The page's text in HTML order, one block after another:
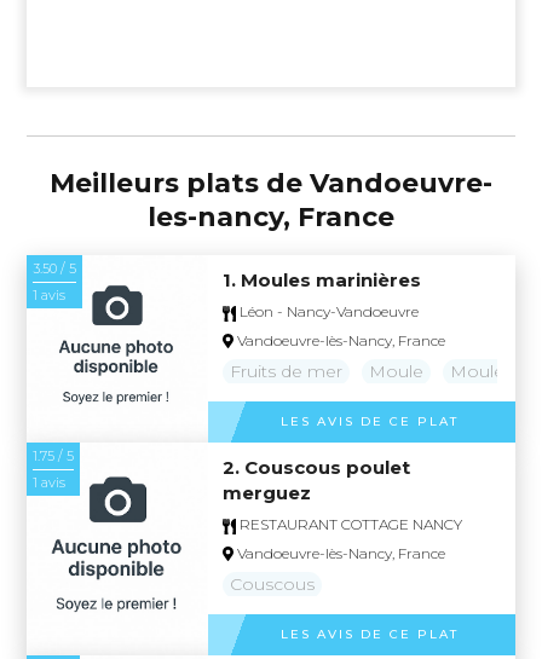
Meilleurs plats de Vandoeuvre-
les-nancy, France
3.50 / 5
1 avis
1. Moules marinières
Léon - Nancy-Vandoeuvre
Vandoeuvre-lès-Nancy, France
Fruits de mer Moule Moules
LES AVIS DE CE PLAT
1.75 / 5
1 avis
2. Couscous poulet
merguez
RESTAURANT COTTAGE NANCY
Vandoeuvre-lès-Nancy, France
Couscous
LES AVIS DE CE PLAT